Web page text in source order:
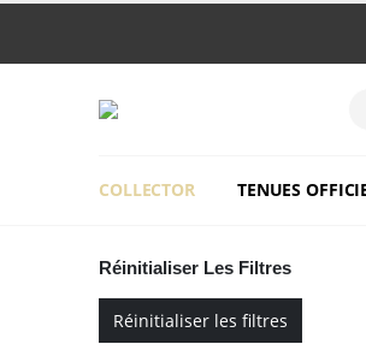
COLLECTOR TENUES
Réinitialiser Les Filtres
Réinitialiser les filtres